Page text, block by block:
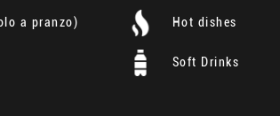
a pranzo) Hot dishes
Soft Drinks